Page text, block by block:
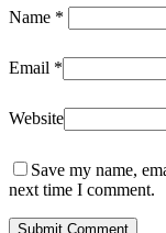
Name *
Email *
Website
Save my name,
next time I comment.